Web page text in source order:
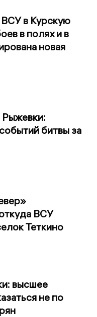
в Курскую
в полях и в
новая
битвы за
ВСУ
Теткино
высшее
не по